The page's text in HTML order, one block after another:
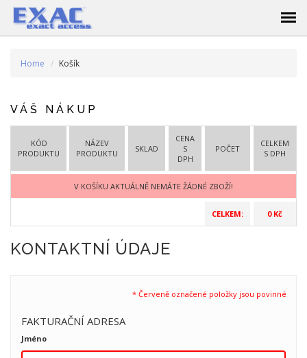
Home Košík
VÁŠ NÁKUP
KÓD
PRODUKTU
NÁZEV
PRODUKTU
SKLAD
CENA
S
DPH
POČET
CELKEM
S DPH
V KOŠÍKU AKTUÁLNĚ NEMÁTE ŽÁDNÉ ZBOŽÍ!
CELKEM: 0 Kč
KONTAKTNÍ ÚDAJE
* Červeně označené položky jsou povinné
FAKTURAČNÍ ADRESA
Jméno